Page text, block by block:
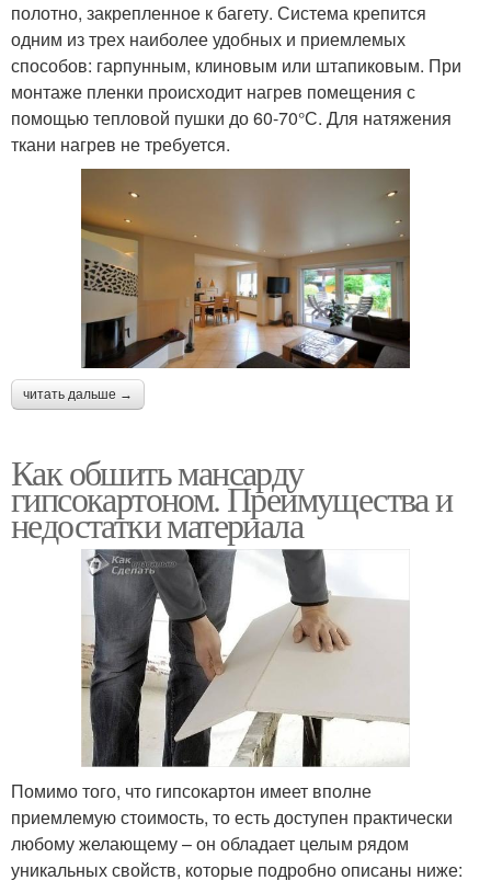
полотно, закрепленное к багету. Система крепится
одним из трех наиболее удобных и приемлемых
способов: гарпунным, клиновым или штапиковым. При
монтаже пленки происходит нагрев помещения с
помощью тепловой пушки до 60-70°С. Для натяжения
ткани нагрев не требуется.
читать дальше →
Как обшить мансарду
гипсокартоном. Преимущества и
недостатки материала
Помимо того, что гипсокартон имеет вполне
приемлемую стоимость, то есть доступен практически
любому желающему – он обладает целым рядом
уникальных свойств, которые подробно описаны ниже: